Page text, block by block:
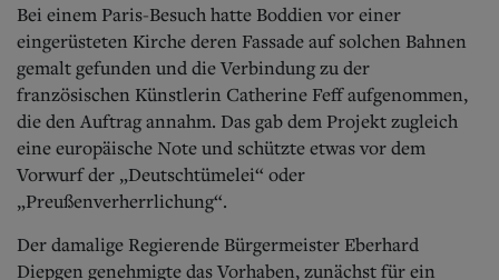
Bei einem Paris-Besuch hatte Boddien vor einer
eingerüsteten Kirche deren Fassade auf solchen Bahnen
gemalt gefunden und die Verbindung zu der
französischen Künstlerin Catherine Feff aufgenommen,
die den Auftrag annahm. Das gab dem Projekt zugleich
eine europäische Note und schützte etwas vor dem
Vorwurf der „Deutschtümelei“ oder
„Preußenverherrlichung“.
Der damalige Regierende Bürgermeister Eberhard
Diepgen genehmigte das Vorhaben, zunächst für ein